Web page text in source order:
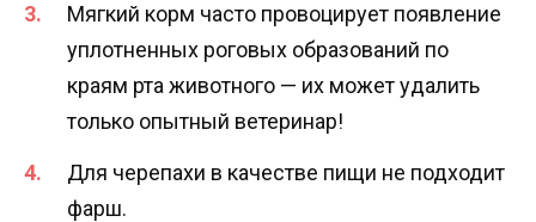
Мягкий корм часто провоцирует появление
уплотненных роговых образований по
краям рта животного — их может удалить
только опытный ветеринар!
Для черепахи в качестве пищи не подходит
фарш.